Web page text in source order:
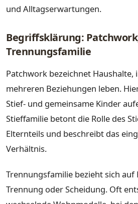
und Alltagserwartungen.
Begriffsklärung:
Trennungsfamilie
Patchwork bezeichnet Haushalte,
mehreren Beziehungen leben.
Stief- und gemeinsame Kinder
Stieffamilie betont die Rolle des
Elternteils und beschreibt das
Verhältnis.
Trennungsfamilie bezieht sich auf
Trennung oder Scheidung. Oft